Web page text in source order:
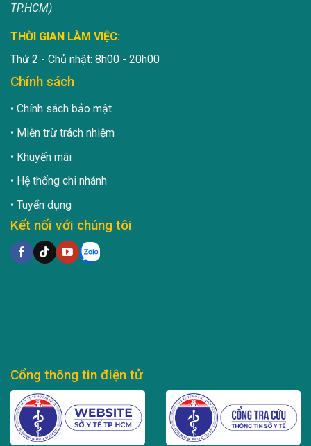
TP.HCM)
THỜI GIAN LÀM VIỆC:
Thứ 2 - Chủ nhật: 8h00 - 20h00
Chính sách
Chính sách bảo mật
Miễn trừ trách nhiệm
Khuyến mãi
Hệ thống chi nhánh
Tuyển dụng
Kết nối với chúng tôi
Cổng thông tin điện tử